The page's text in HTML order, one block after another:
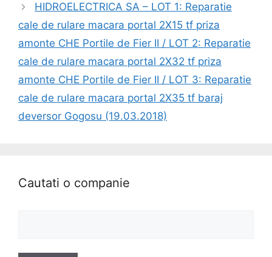
HIDROELECTRICA SA – LOT 1: Reparatie
cale de rulare macara portal 2X15 tf priza
amonte CHE Portile de Fier II / LOT 2: Reparatie
cale de rulare macara portal 2X32 tf priza
amonte CHE Portile de Fier II / LOT 3: Reparatie
cale de rulare macara portal 2X35 tf baraj
deversor Gogosu (19.03.2018)
Cautati o companie